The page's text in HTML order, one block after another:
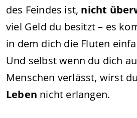
des Feindes ist, nicht
viel Geld du besitzt – es
in dem dich die Fluten
Und selbst wenn du dich
Menschen verlässt, wirst
Leben nicht erlangen.